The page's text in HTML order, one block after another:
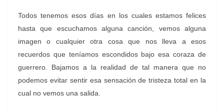
Todos tenemos esos días en los cuales estamos felices
hasta que escuchamos alguna canción, vemos alguna
imagen o cualquier otra cosa que nos lleva a esos
recuerdos que teníamos escondidos bajo esa coraza de
guerrero. Bajamos a la realidad de tal manera que no
podemos evitar sentir esa sensación de tristeza total en la
cual no vemos una salida.